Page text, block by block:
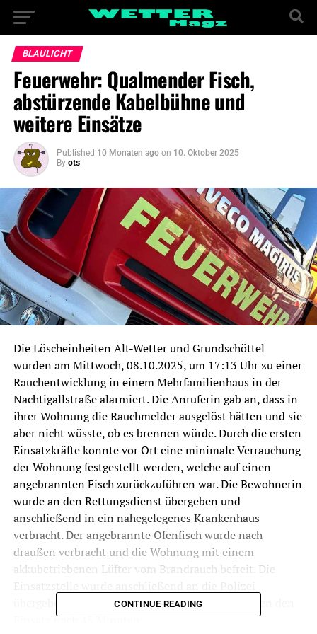
BLAULICHT
Feuerwehr: Qualmender Fisch,
abstürzende Kabelbühne und
weitere Einsätze
Published 10 Monaten ago on 10. Oktober 2025
By ots
Die Löscheinheiten Alt-Wetter und Grundschöttel
wurden am Mittwoch, 08.10.2025, um 17:13 Uhr zu einer
Rauchentwicklung in einem Mehrfamilienhaus in der
Nachtigallstraße alarmiert. Die Anruferin gab an, dass in
ihrer Wohnung die Rauchmelder ausgelöst hätten und sie
aber nicht wüsste, ob es brennen würde. Durch die ersten
Einsatzkräfte konnte vor Ort eine minimale Verrauchung
der Wohnung festgestellt werden, welche auf einen
angebrannten Fisch zurückzuführen war. Die Bewohnerin
wurde an den Rettungsdienst übergeben und
anschließend in ein nahegelegenes Krankenhaus
verbracht. Der angebrannte Ofenfisch wurde nach
draußen verbracht und die Wohnung mit einem
akkubetriebenen Lüfter vom Brandrauch befreit. Die
übergeben und die Kräfte der Feuerwehr beendeten den
Einsatz nach 45 Minuten.
CONTINUE READING